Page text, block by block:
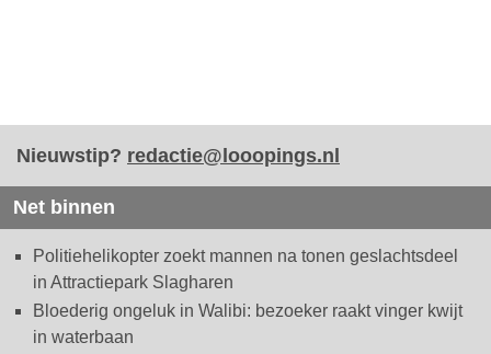
Nieuwstip? redactie@looopings.nl
Net binnen
Politiehelikopter zoekt mannen na tonen geslachtsdeel
in Attractiepark Slagharen
Bloederig ongeluk in Walibi: bezoeker raakt vinger kwijt
in waterbaan